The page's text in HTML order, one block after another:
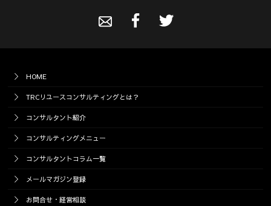
HOME
TRCリユースコンサルティングとは？
コンサルタント紹介
コンサルティングメニュー
コンサルタントコラム一覧
メールマガジン登録
お問合せ・経営相談